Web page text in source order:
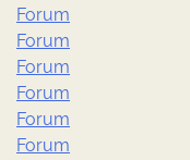
Forum
Forum
Forum
Forum
Forum
Forum